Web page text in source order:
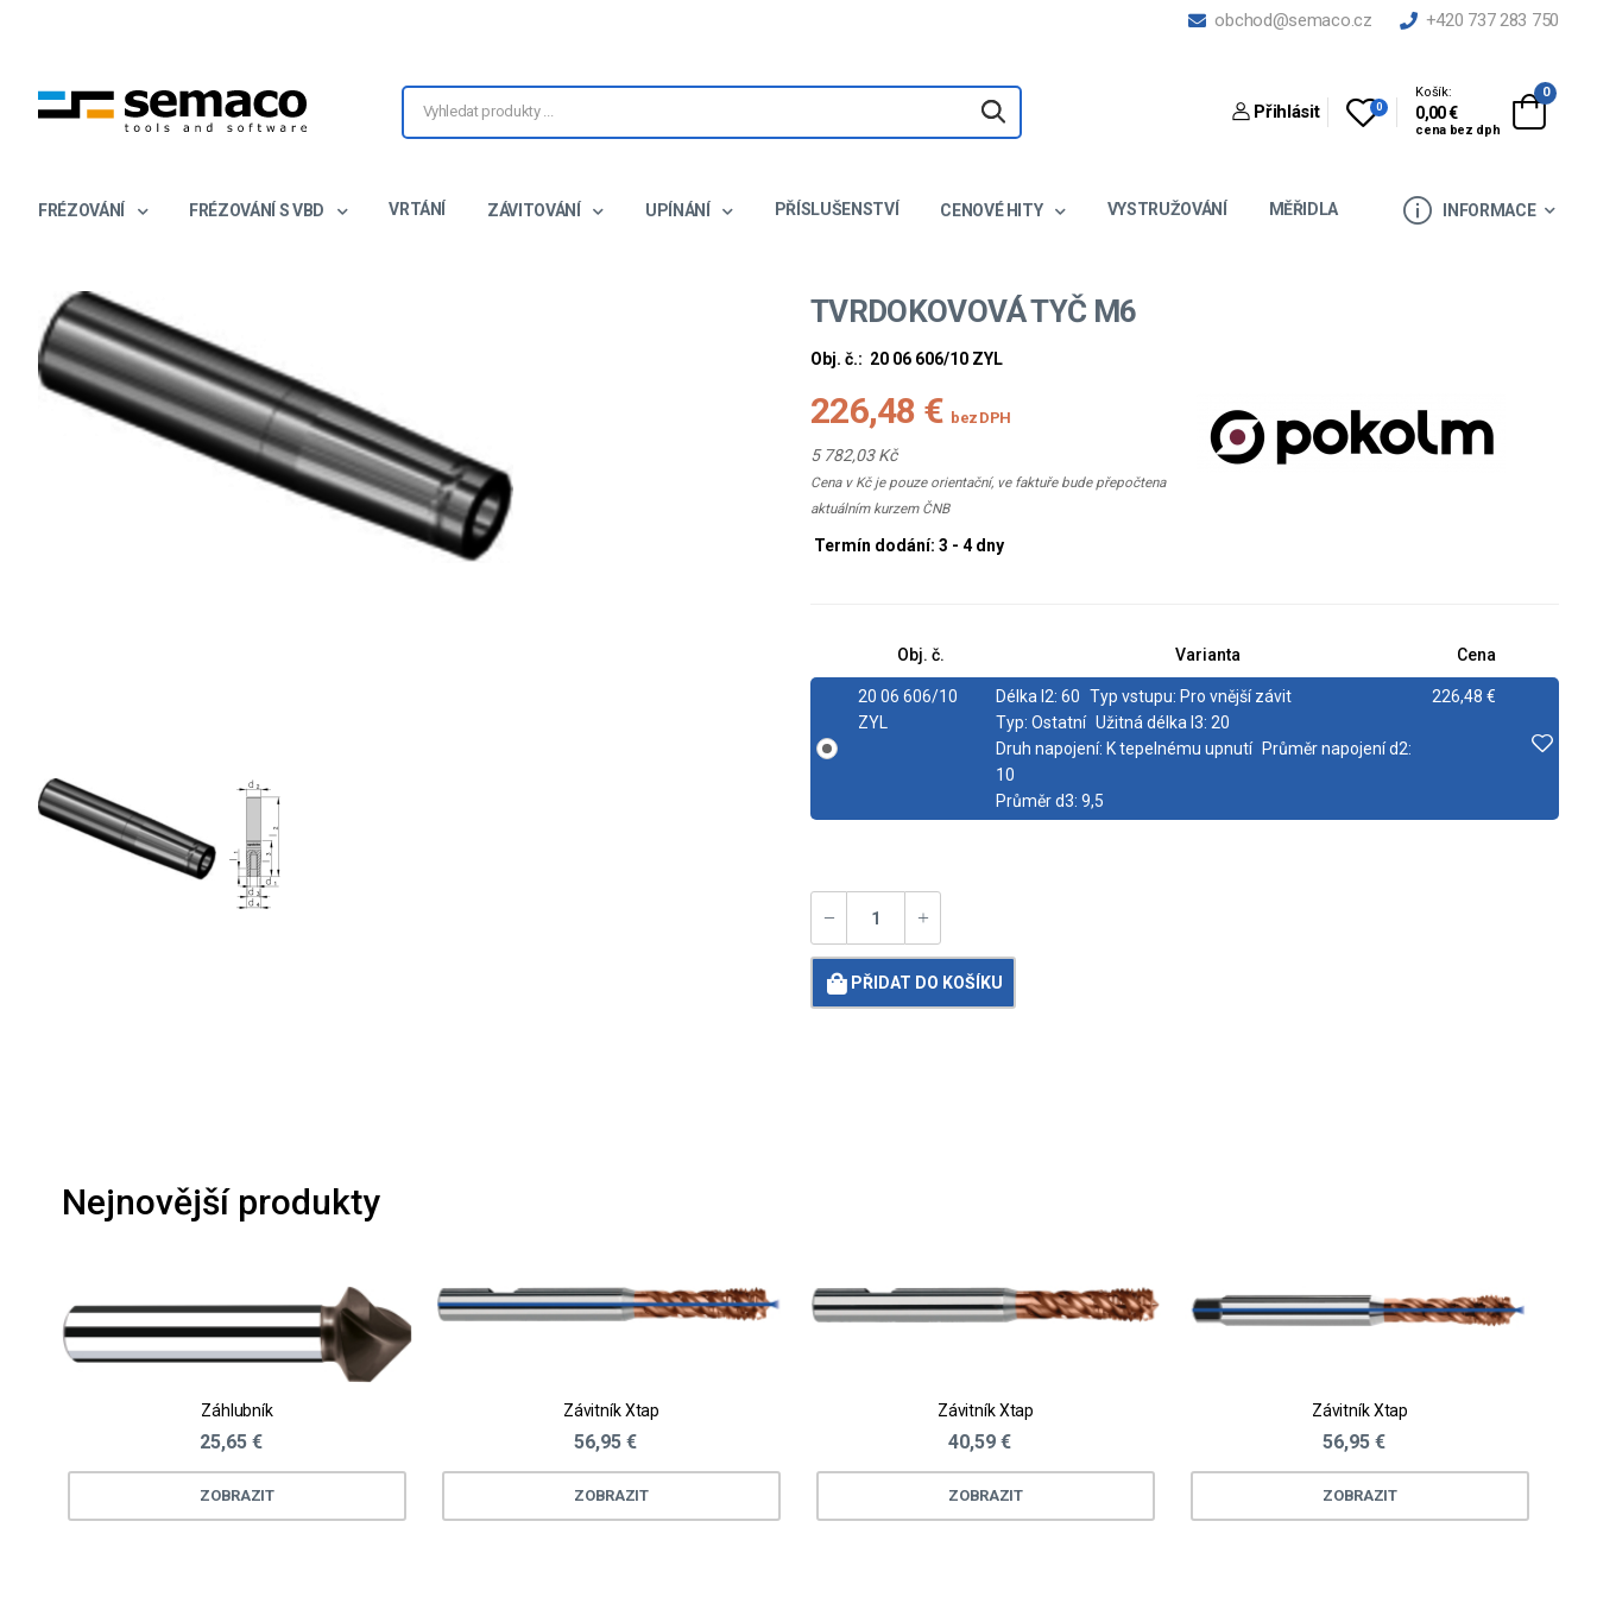
obchod@semaco.cz +420 737 283 750
Přihlásit 0
Košík:
0,00 €
cena bez dph
0
FRÉZOVÁNÍ FRÉZOVÁNÍ S VBD VRTÁNÍ ZÁVITOVÁNÍ UPÍNÁNÍ PŘÍSLUŠENSTVÍ CENOVÉ HITY VYSTRUŽOVÁNÍ MĚŘIDLA INFORMACE
TVRDOKOVOVÁ TYČ M6
Obj. č.: 20 06 606/10 ZYL
226,48 € bez DPH
5 782,03 Kč
Cena v Kč je pouze orientační, ve faktuře bude přepočtena
aktuálním kurzem ČNB
Termín dodání: 3 - 4 dny
Obj. č. Varianta Cena
20 06 606/10
ZYL
Délka l2: 60 Typ vstupu: Pro vnější závit
Typ: Ostatní Užitná délka l3: 20
Druh napojení: K tepelnému upnutí
Průměr napojení d2:
10
Průměr d3: 9,5
226,48 €
PŘIDAT DO KOŠÍKU
Nejnovější produkty
Záhlubník
25,65 €
ZOBRAZIT
Závitník Xtap
56,95 €
ZOBRAZIT
Závitník Xtap
40,59 €
ZOBRAZIT
Závitník Xtap
56,95 €
ZOBRAZIT